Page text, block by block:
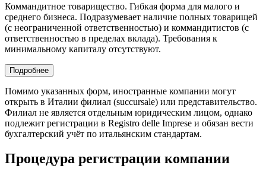
Коммандитное товарищество. Гибкая форма для малого и
среднего бизнеса. Подразумевает наличие полных товарищей
(с неограниченной ответственностью) и коммандитистов (с
ответственностью в пределах вклада). Требования к
минимальному капиталу отсутствуют.
Подробнее
Помимо указанных форм, иностранные компании могут
открыть в Италии филиал (succursale) или представительство.
Филиал не является отдельным юридическим лицом, однако
подлежит регистрации в Registro delle Imprese и обязан вести
бухгалтерский учёт по итальянским стандартам.
Процедура регистрации компании